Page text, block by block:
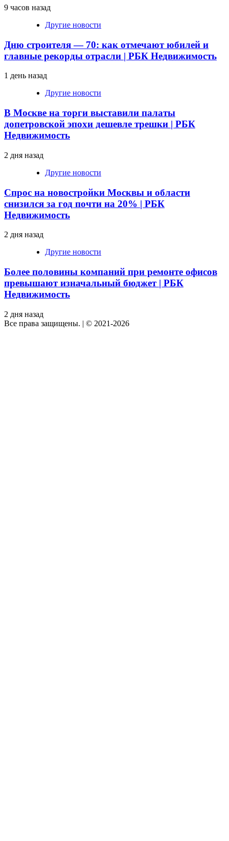
9 часов назад
Другие новости
Дню строителя — 70: как отмечают юбилей и
главные рекорды отрасли | РБК Недвижимость
1 день назад
Другие новости
В Москве на торги выставили палаты
допетровской эпохи дешевле трешки | РБК
Недвижимость
2 дня назад
Другие новости
Спрос на новостройки Москвы и области
снизился за год почти на 20% | РБК
Недвижимость
2 дня назад
Другие новости
Более половины компаний при ремонте офисов
превышают изначальный бюджет | РБК
Недвижимость
2 дня назад
Все права защищены. | © 2021-2026